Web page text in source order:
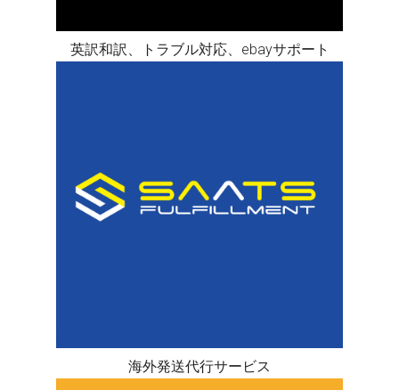
英訳和訳、トラブル対応、ebayサポート
海外発送代行サービス